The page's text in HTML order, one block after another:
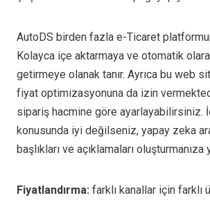
AutoDS birden fazla e-Ticaret
Kolayca içe aktarmaya ve otomatik
getirmeye olanak tanır. Ayrıca bu web
fiyat optimizasyonuna da izin
sipariş hacmine göre ayarlayabilirsiniz.
konusunda iyi değilseniz, yapay zeka
başlıkları ve açıklamaları oluşturmanıza
Fiyatlandırma: farklı kanallar için farklı